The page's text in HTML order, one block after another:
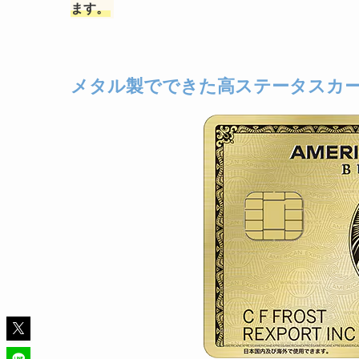
ます。
メタル製でできた高ステータスカ